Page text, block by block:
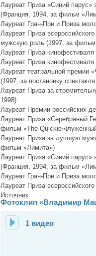
Лауреат Приза «Синий
(Франция, 1994, за фильм
Лауреат Гран-При и Приза
Лауреат Приза
мужскую роль (1997, за
Лауреат Приза
Лауреат Приза
Лауреат театральной премии
(1997, за постановку
Лауреат Приза за
1998)
Лауреат Премии российских
Лауреат Приза «Серебряный
фильм «The
Лауреат Приза за лучшую
фильм «Лимита»)
Лауреат Приза «Синий
(Франция, 1994, за фильм
Лауреат Гран-При и Приза
Лауреат Приза
Источник
Фотоклип «Владимир
1 видео